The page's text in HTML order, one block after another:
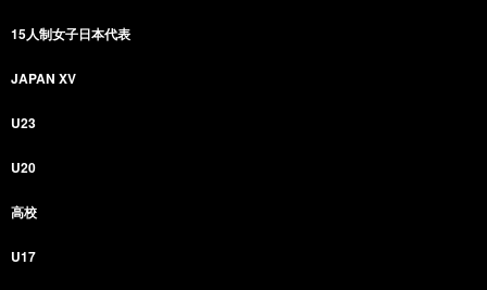
15人制女子日本代表
JAPAN XV
U23
U20
高校
U17